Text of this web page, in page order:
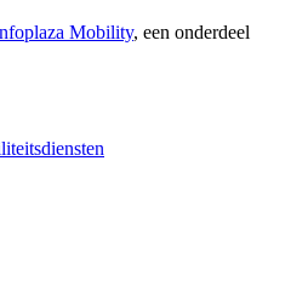
Mobility, een onderdeel